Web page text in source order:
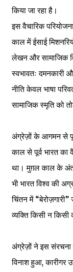
किया जा रहा है।
इस वैचारिक
काल में ईसाई
लेखन और सामाजिक
स्वभावतः दमनकारी
नीति केवल भाषा
सामाजिक स्मृति को
अंग्रेज़ों के आगमन से
काल से पूर्व भारत का
था। मुग़ल काल के
भी भारत विश्व की
चिंतन में
व्यक्ति किसी न किसी
अंग्रेज़ों ने इस संरचना
विनाश हुआ, कारीगर